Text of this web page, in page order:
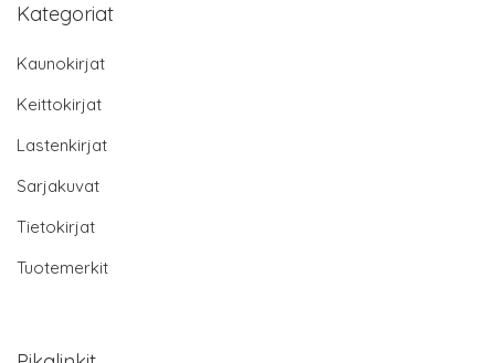
Kategoriat
Kaunokirjat
Keittokirjat
Lastenkirjat
Sarjakuvat
Tietokirjat
Tuotemerkit